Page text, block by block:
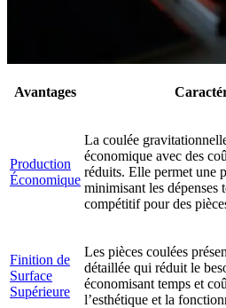
Avantages
Production
Économique
La coulée
économique avec des
réduits. Elle permet une
minimisant les dépenses
compétitif pour des
Finition de
Surface
Supérieure
Les pièces coulées
détaillée qui réduit le
économisant temps et
l’esthétique et la